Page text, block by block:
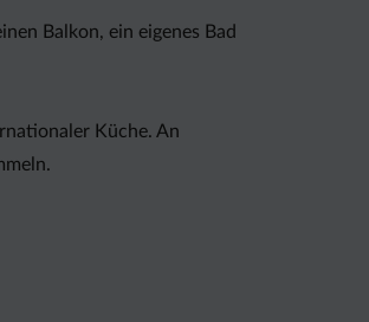
Balkon, ein eigenes Bad
Küche. An